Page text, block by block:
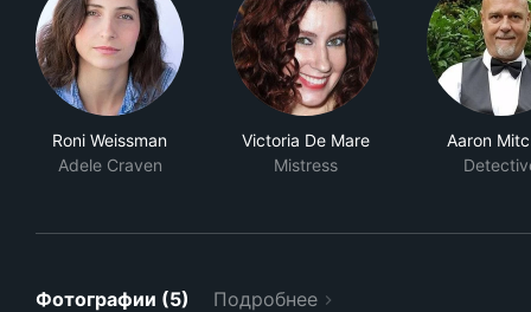
Roni Weissman
Adele Craven
Victoria De Mare
Mistress
Aaron
Фотографии (5) Подробнее